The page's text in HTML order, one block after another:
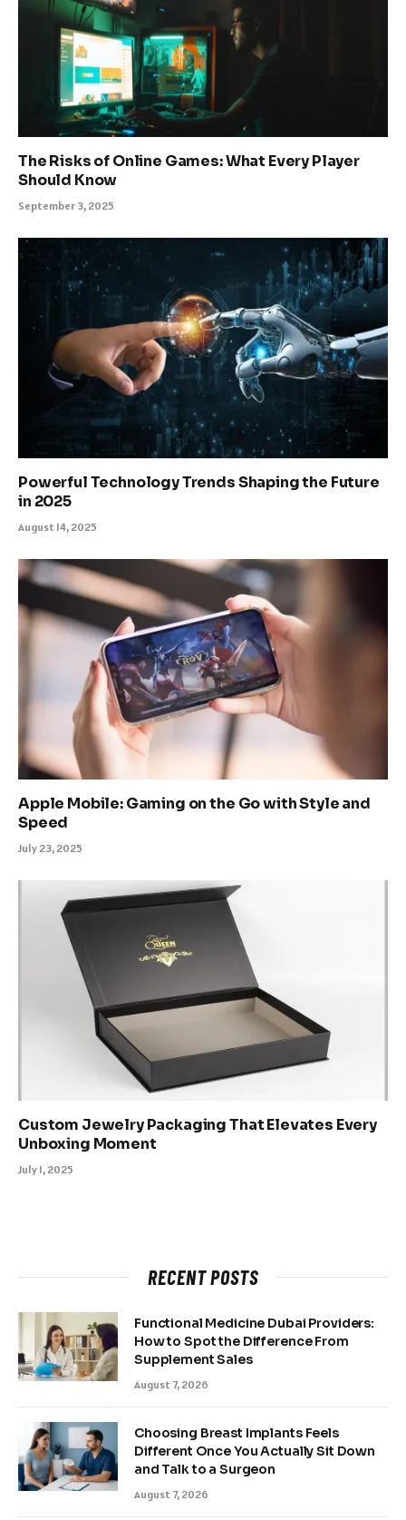
The Risks of Online Games: What Every Player
Should Know
September 3, 2025
Powerful Technology Trends Shaping the Future
in 2025
August 14, 2025
Apple Mobile: Gaming on the Go with Style and
Speed
July 23, 2025
Custom Jewelry Packaging That Elevates Every
Unboxing Moment
July 1, 2025
RECENT POSTS
Functional Medicine Dubai Providers:
How to Spot the Difference From
Supplement Sales
August 7, 2026
Choosing Breast Implants Feels
Different Once You Actually Sit Down
and Talk to a Surgeon
August 7, 2026